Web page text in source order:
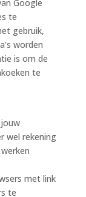
Google
te
gebruik,
worden
is om de
te
wel rekening
met link
te